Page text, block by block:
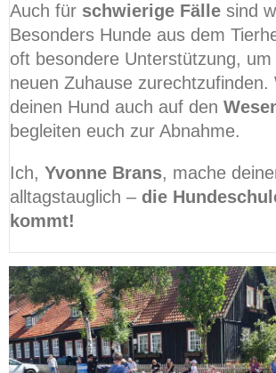
Auch für schwierige Fälle sind
Besonders Hunde aus dem
oft besondere Unterstützung,
neuen Zuhause zurechtzufinden.
deinen Hund auch auf den
begleiten euch zur Abnahme.
Ich,Yvonne Brans, mache
alltagstauglich – die
kommt!